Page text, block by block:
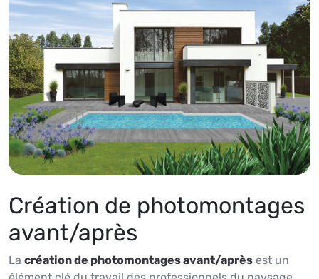
Création de photomontages
avant/après
La création de photomontages avant/après est un